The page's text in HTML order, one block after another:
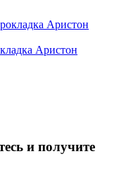
Аристон
и получите